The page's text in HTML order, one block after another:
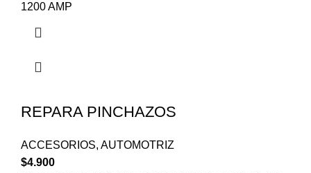
1200 AMP
REPARA PINCHAZOS
ACCESORIOS, AUTOMOTRIZ
$4.900